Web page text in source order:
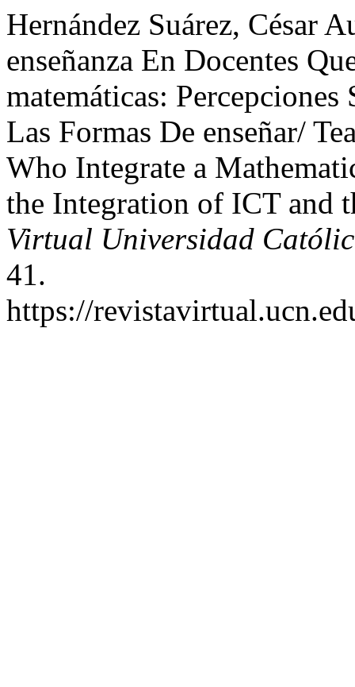
Hernández Suárez, César
enseñanza En Docentes
matemáticas:
Las Formas De enseñar/
Who Integrate a
the Integration of ICT and
Virtual Universidad
41.
https://